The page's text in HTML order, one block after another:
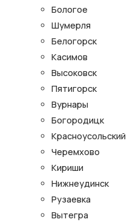
Бологое
Шумерля
Белогорск
Касимов
Высоковск
Пятигорск
Вурнары
Богородицк
Красноусольский
Черемхово
Кириши
Нижнеудинск
Рузаевка
Вытегра